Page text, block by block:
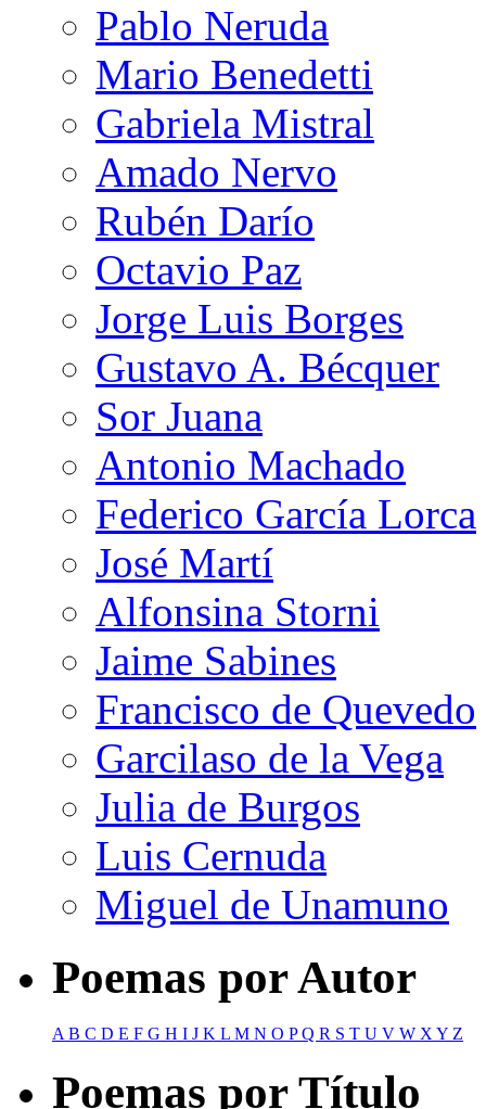
Pablo Neruda
Mario Benedetti
Gabriela Mistral
Amado Nervo
Rubén Darío
Octavio Paz
Jorge Luis Borges
Gustavo A. Bécquer
Sor Juana
Antonio Machado
Federico García Lorca
José Martí
Alfonsina Storni
Jaime Sabines
Francisco de Quevedo
Garcilaso de la Vega
Julia de Burgos
Luis Cernuda
Miguel de Unamuno
Poemas por Autor
AB C D E F G H I J K L M N O PQ R S T U V W XY Z
Poemas por Título